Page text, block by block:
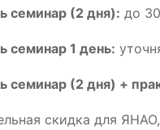
семинар (2 дня): до
семинар 1 день:
семинар (2 дня) +
скидка для